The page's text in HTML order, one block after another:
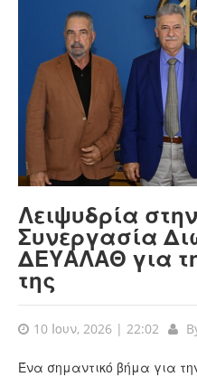
Λειψυδρία
Συνεργασία
ΔΕΥΑΛΑΘ για
της
10 Ιουν, 2026 | 22:02
Ένα σημαντικό βήμα για